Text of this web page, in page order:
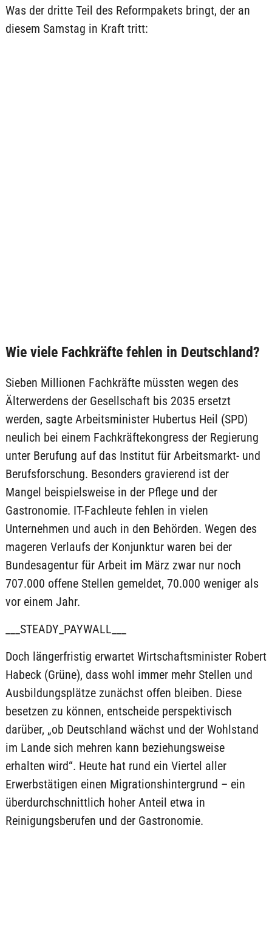
Was der dritte Teil des Reformpakets bringt, der an
diesem Samstag in Kraft tritt:
Wie viele Fachkräfte fehlen in Deutschland?
Sieben Millionen Fachkräfte müssten wegen des
Älterwerdens der Gesellschaft bis 2035 ersetzt
werden, sagte Arbeitsminister Hubertus Heil (SPD)
neulich bei einem Fachkräftekongress der Regierung
unter Berufung auf das Institut für Arbeitsmarkt- und
Berufsforschung. Besonders gravierend ist der
Mangel beispielsweise in der Pflege und der
Gastronomie. IT-Fachleute fehlen in vielen
Unternehmen und auch in den Behörden. Wegen des
mageren Verlaufs der Konjunktur waren bei der
Bundesagentur für Arbeit im März zwar nur noch
707.000 offene Stellen gemeldet, 70.000 weniger als
vor einem Jahr.
___STEADY_PAYWALL___
Doch längerfristig erwartet Wirtschaftsminister Robert
Habeck (Grüne), dass wohl immer mehr Stellen und
Ausbildungsplätze zunächst offen bleiben. Diese
besetzen zu können, entscheide perspektivisch
darüber, „ob Deutschland wächst und der Wohlstand
im Lande sich mehren kann beziehungsweise
erhalten wird“. Heute hat rund ein Viertel aller
Erwerbstätigen einen Migrationshintergrund – ein
überdurchschnittlich hoher Anteil etwa in
Reinigungsberufen und der Gastronomie.